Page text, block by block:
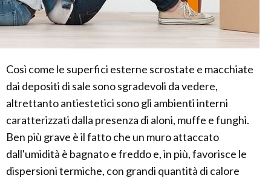
Così come le superfici esterne scrostate e macchiate
dai depositi di sale sono sgradevoli da vedere,
altrettanto antiestetici sono gli ambienti interni
caratterizzati dalla presenza di aloni, muffe e funghi.
Ben più grave è il fatto che un muro attaccato
dall'umidità è bagnato e freddo e, in più, favorisce le
dispersioni termiche, con grandi quantità di calore